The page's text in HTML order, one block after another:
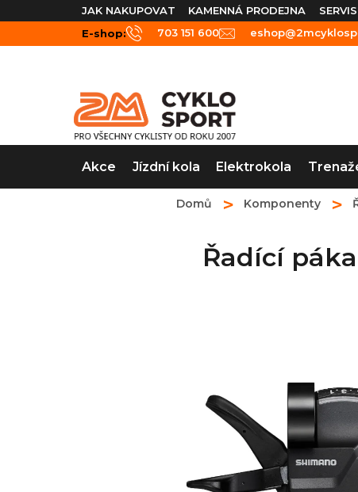
na
obsah
JAK NAKUPOVAT KAMENNÁ PRODEJNA SERVIS
E-shop:
703 151 600
Akce Jízdní kola Elektrokola
Domů Komponenty
Řadící